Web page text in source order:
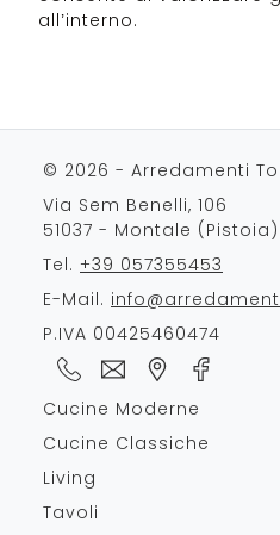
all’interno.
© 2026 - Arredamenti
Via Sem Benelli, 106
51037 - Montale (Pistoia)
Tel. +39 057355453
E-Mail.
P.IVA 00425460474
Cucine Moderne
Cucine Classiche
Living
Tavoli